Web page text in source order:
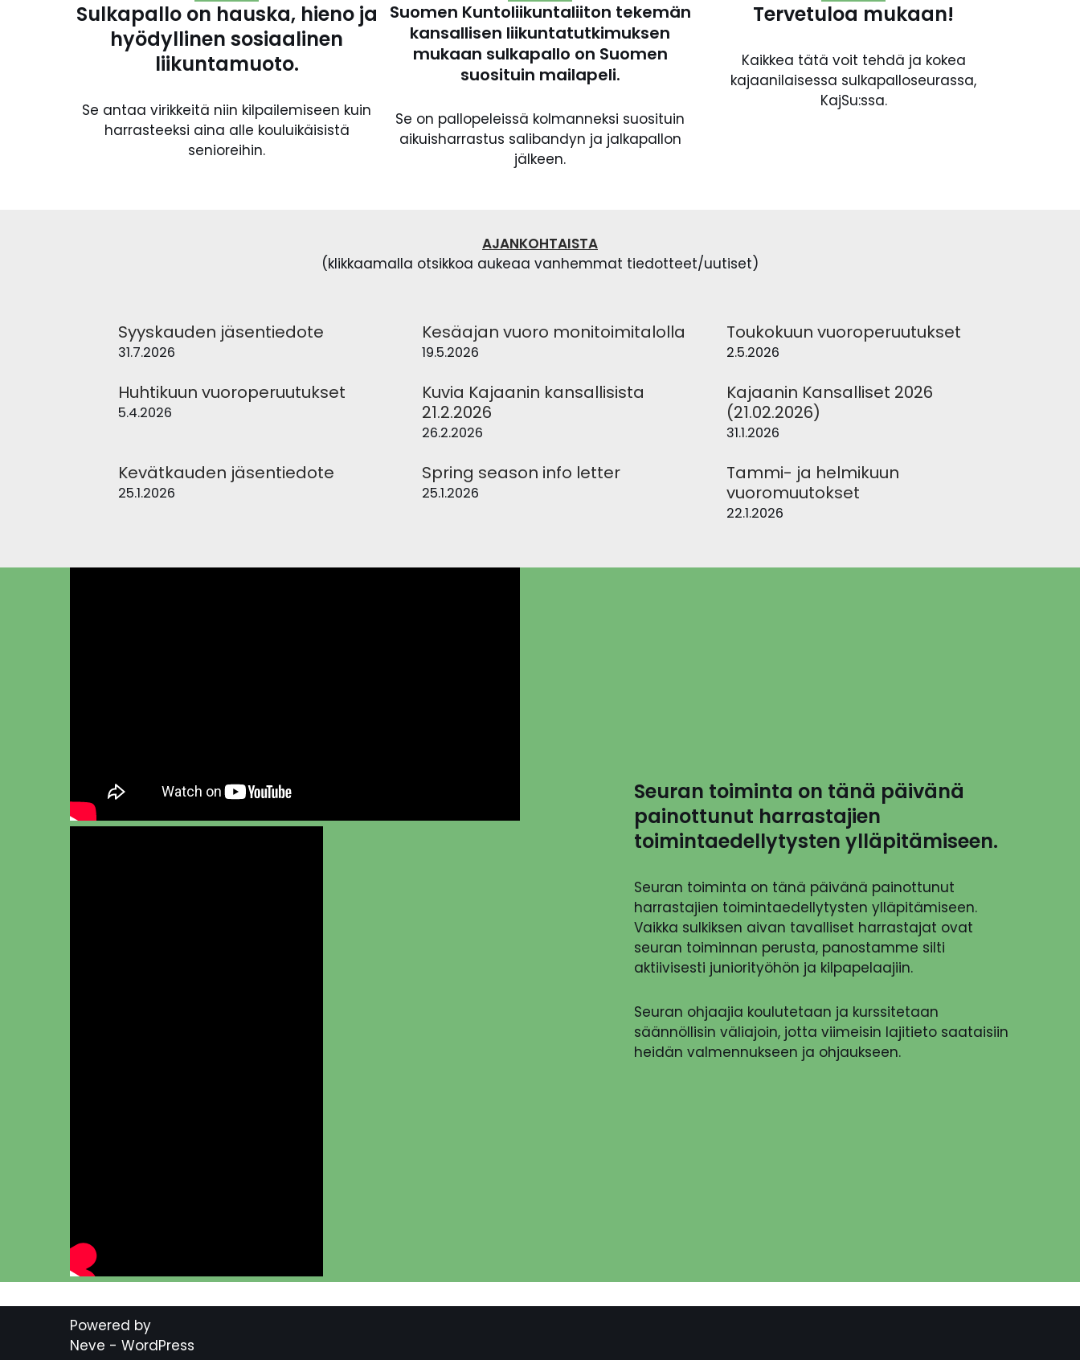
Sulkapallo on hauska, hieno ja
hyödyllinen sosiaalinen
liikuntamuoto.
Se antaa virikkeitä niin kilpailemiseen kuin
harrasteeksi aina alle kouluikäisistä
senioreihin.
Suomen Kuntoliikuntaliiton tekemän
kansallisen liikuntatutkimuksen
mukaan sulkapallo on Suomen
suosituin mailapeli.
Se on pallopeleissä kolmanneksi suosituin
aikuisharrastus salibandyn ja jalkapallon
jälkeen.
Tervetuloa mukaan!
Kaikkea tätä voit tehdä ja kokea
kajaanilaisessa sulkapalloseurassa,
KajSu:ssa.
AJANKOHTAISTA
(klikkaamalla otsikkoa aukeaa vanhemmat tiedotteet/uutiset)
Syyskauden jäsentiedote
31.7.2026
Kesäajan vuoro monitoimitalolla
19.5.2026
Toukokuun vuoroperuutukset
2.5.2026
Huhtikuun vuoroperuutukset
5.4.2026
Kuvia Kajaanin kansallisista
21.2.2026
26.2.2026
Kajaanin Kansalliset 2026
(21.02.2026)
31.1.2026
Kevätkauden jäsentiedote
25.1.2026
Spring season info letter
25.1.2026
Tammi- ja helmikuun
vuoromuutokset
22.1.2026
Seuran toiminta on tänä päivänä
painottunut harrastajien
toimintaedellytysten ylläpitämiseen.
Seuran toiminta on tänä päivänä painottunut
harrastajien toimintaedellytysten ylläpitämiseen.
Vaikka sulkiksen aivan tavalliset harrastajat ovat
seuran toiminnan perusta, panostamme silti
aktiivisesti juniorityöhön ja kilpapelaajiin.
Seuran ohjaajia koulutetaan ja kurssitetaan
säännöllisin väliajoin, jotta viimeisin lajitieto saataisiin
heidän valmennukseen ja ohjaukseen.
Powered by
Neve - WordPress